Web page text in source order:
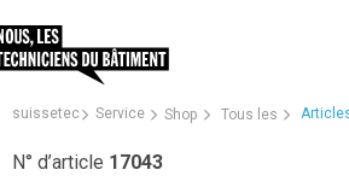
suissetec Service Shop Tous les
N° d’article 17043